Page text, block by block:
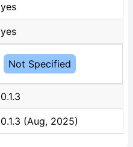
yes
yes
Not Specified
0.1.3
0.1.3 (Aug, 2025)